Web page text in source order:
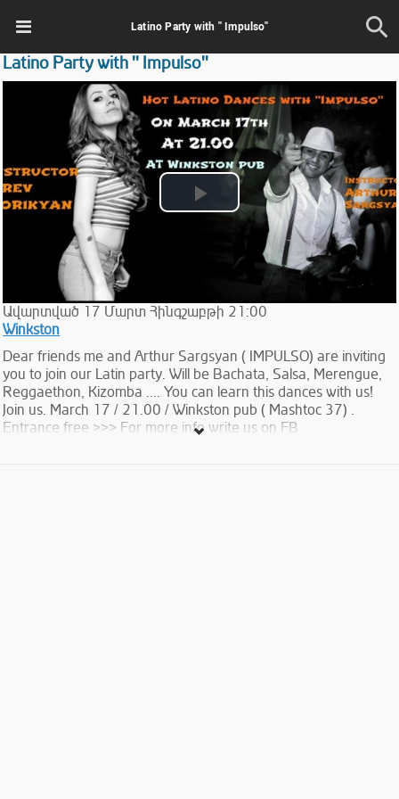
Latino Party with '' Impulso''
Latino Party with '' Impulso''
Play
Ավարտված 17 Մարտ Հինգշաբթի 21:00
Winkston
Dear friends me and Arthur Sargsyan ( IMPULSO) are inviting
you to join our Latin party. Will be Bachata, Salsa, Merengue,
Reggaethon, Kizomba .... You can learn this dances with us!
Join us. March 17 / 21.00 / Winkston pub ( Mashtoc 37) .
Entrance free >>> For more info write us on FB